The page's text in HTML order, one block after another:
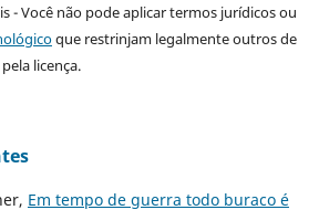
- Você não pode aplicar termos jurídicos ou
que restrinjam legalmente outros de
licença.
Em tempo de guerra todo buraco é